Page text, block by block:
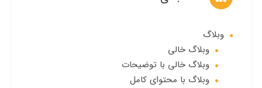
وبلاگ
وبلاگ خالی
وبلاگ خالی با توضیحات
وبلاگ با محتوای کامل